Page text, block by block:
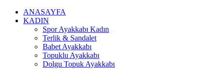
ANASAYFA
KADIN
Spor Ayakkabı Kadın
Terlik & Sandalet
Babet Ayakkabı
Topuklu Ayakkabı
Dolgu Topuk Ayakkabı